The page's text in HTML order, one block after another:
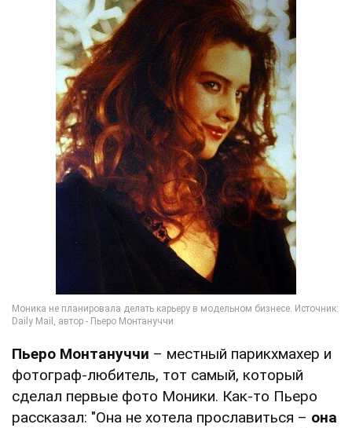
Пьеро Монтануччи – местный парикхмахер и
фотограф-любитель, тот самый, который
сделал первые фото Моники. Как-то Пьеро
рассказал: "Она не хотела прославиться – она